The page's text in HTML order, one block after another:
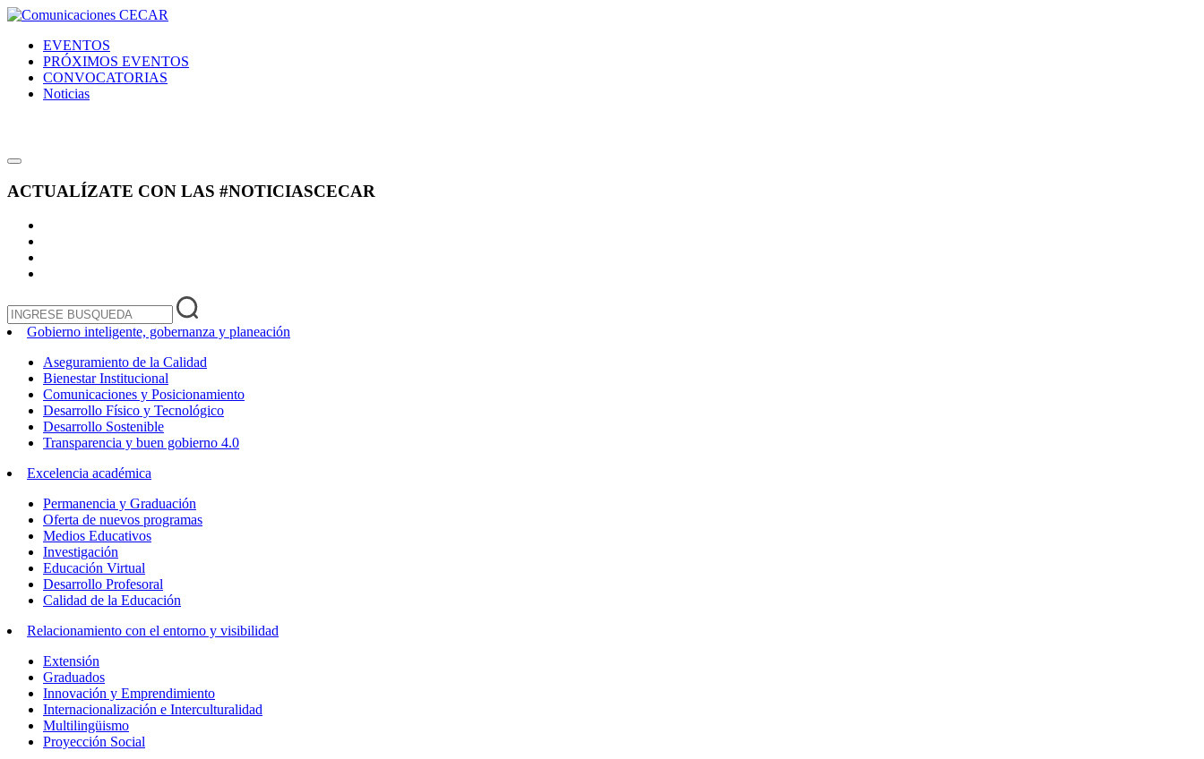
EVENTOS
PRÓXIMOS EVENTOS
CONVOCATORIAS
Noticias
ACTUALÍZATE CON LAS #NOTICIASCECAR
Gobierno inteligente, gobernanza y planeación
Aseguramiento de la Calidad
Bienestar Institucional
Comunicaciones y Posicionamiento
Desarrollo Físico y Tecnológico
Desarrollo Sostenible
Transparencia y buen gobierno 4.0
Excelencia académica
Permanencia y Graduación
Oferta de nuevos programas
Medios Educativos
Investigación
Educación Virtual
Desarrollo Profesoral
Calidad de la Educación
Relacionamiento con el entorno y visibilidad
Extensión
Graduados
Innovación y Emprendimiento
Internacionalización e Interculturalidad
Multilingüismo
Proyección Social